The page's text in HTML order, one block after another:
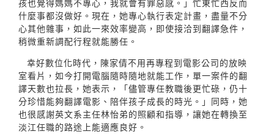
孩也覺得媽媽不專心，我就會有罪惡感。」忙東忙西反而
什麼事都沒做好。現在，她專心執行表定計畫，盡量不分
心其他雜事，如此一來效率變高，即使接洽到翻譯急件，
稍微重新調配行程就能勝任。
幸好數位化時代，陳家倩不用再專程到電影公司的放映
室看片，如今打開電腦隨時隨地就能工作，單一案件的翻
譯天數也拉長，她表示，「儘管專任教職後更忙碌，仍十
分珍惜能夠翻譯電影、陪伴孩子成長的時光。」同時，她
也很感謝英文系主任林怡弟的照顧和指導，讓她在轉換至
淡江任職的路途上能適應良好。